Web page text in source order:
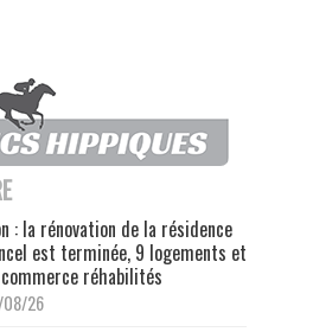
: la rénovation de la résidence
est terminée, 9 logements et
réhabilités
26